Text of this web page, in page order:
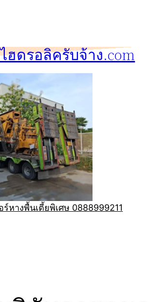
ฮดรอลิครับจ้าง.com
หางพื้นเตี้ยพิเศษ 0888999211